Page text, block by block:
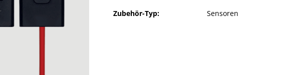
Zubehör-Typ:
Sensoren